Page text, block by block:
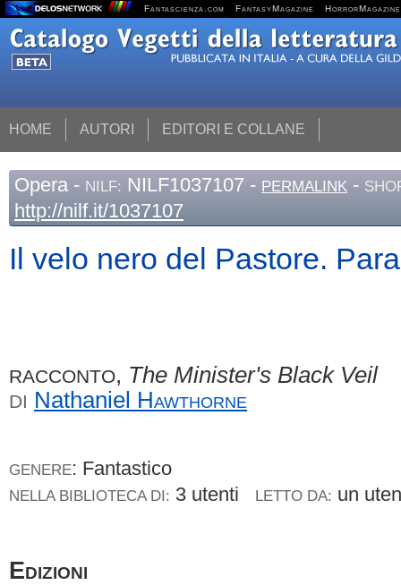
Fantascienza.com FantasyMagazine HorrorMagazine
HOME AUTORI EDITORI E COLLANE
Opera - NILF: NILF1037107 - PERMALINK -
http://nilf.it/1037107
Il velo nero del Pastore.
RACCONTO, The Minister's Black Veil
DI Nathaniel Hawthorne
GENERE: Fantastico
NELLA BIBLIOTECA DI: 3 utenti LETTO DA: un
Edizioni